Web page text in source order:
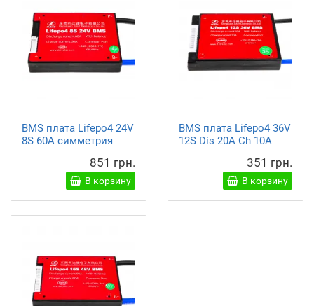
BMS плата Lifepo4 24V
8S 60A симметрия
851 грн.
В корзину
BMS плата Lifepo4 36V
12S Dis 20A Ch 10A
351 грн.
В корзину